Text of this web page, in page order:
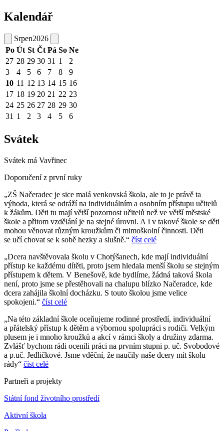
Kalendář
Srpen2026
Po Út St Čt Pá So Ne
27 28 29 30 31 1
2
3
4 5 6 7 8
9
10 11 12 13 14 15 16
17 18 19 20 21 22 23
24 25 26 27 28 29 30
31 1 2 3 4 5 6
Svátek
Svátek má Vavřinec
Doporučení z první ruky
„ZŠ Načeradec je sice malá venkovská škola, ale to je právě ta
výhoda, která se odráží na individuálním a osobním přístupu učitelů
k žákům. Děti tu mají větší pozornost učitelů než ve větší městské
škole a přitom vzdělání je na stejné úrovni. A i v takové škole se děti
mohou věnovat různým kroužkům či mimoškolní činnosti. Děti
se učí chovat se k sobě hezky a slušně.“ číst celé
„Dcera navštěvovala školu v Chotýšanech, kde mají individuální
přístup ke každému dítěti, proto jsem hledala menší školu se stejným
přístupem k dětem. V Benešově, kde bydlíme, žádná taková škola
není, proto jsme se přestěhovali na chalupu blízko Načeradce, kde
dcera zahájila školní docházku. S touto školou jsme velice
spokojeni.“ číst celé
„Na této základní škole oceňujeme rodinné prostředí, individuální
a přátelský přístup k dětěm a výbornou spolupráci s rodiči. Velkým
plusem je i mnoho kroužků a akcí v rámci školy a družiny zdarma.
Zvlášť bychom rádi ocenili práci na prvním stupni p. uč. Svobodové
a p.uč. Jedličkové. Jsme vděční, že naučily naše dcery mít školu
rády“ číst celé
Partneři a projekty
Státní fond životního prostředí
Aktivní škola